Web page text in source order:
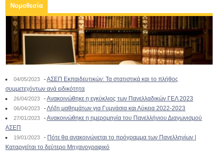
Νομοθεσία
04/05/2023 -ΑΣΕΠ Εκπαιδευτικών: Τα στατιστικά και το πλήθος
συμμετεχόντων ανά ειδικότητα
26/04/2023 -Ανακοινώθηκε η εγκύκλιος των Πανελλαδικών ΓΕΛ 2023
06/04/2023 -Λήξη μαθημάτων για Γυμνάσια και Λύκεια 2022-2023
27/01/2023 -Ανακοινώθηκε η ημερομηνία του Πανελλήνιου Διαγωνισμού
ΑΣΕΠ
19/01/2023 - Πότε θα ανακοινώνεται το πρόγραμμα των Πανελληνίων |
Καταργείται το δεύτερο Μηχανογραφικό